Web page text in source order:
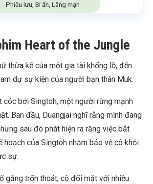
Phiêu lưu, Bí ẩn, Lãng mạn
Heart of the Jungle
thừa kế của một gia tài khổng lồ, đến
dự sự kiện của người bạn thân Muk.
cóc bởi Singtoh, một người rừng mạnh
Ban đầu, Duangjai nghĩ rằng mình đang
sau đó phát hiện ra rằng việc bắt
hoạch của Singtoh nhằm bảo vệ cô khỏi
sự.
gắng trốn thoát, cô đối mặt với nhiều